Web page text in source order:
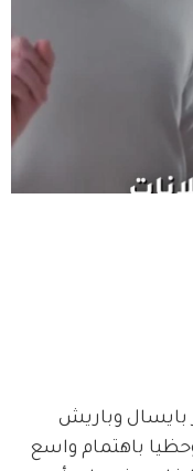
بايسال وباريش
باهتمام واسع